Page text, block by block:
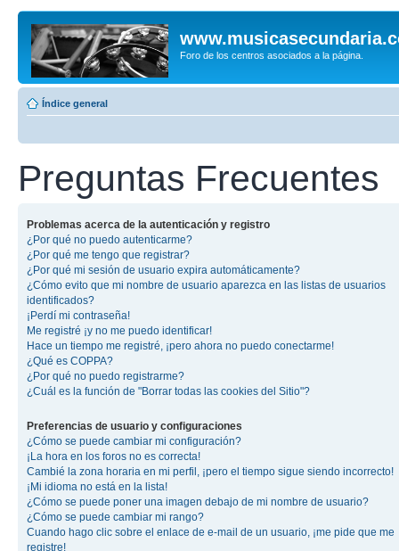
Foro de los centros asociados a la página.
Índice general
Preguntas Frecuentes
Problemas acerca de la autenticación y registro
¿Por qué no puedo autenticarme?
¿Por qué me tengo que registrar?
¿Por qué mi sesión de usuario expira automáticamente?
¿Cómo evito que mi nombre de usuario aparezca en las listas de usuarios
identificados?
¡Perdí mi contraseña!
Me registré ¡y no me puedo identificar!
Hace un tiempo me registré, ¡pero ahora no puedo conectarme!
¿Qué es COPPA?
¿Por qué no puedo registrarme?
¿Cuál es la función de "Borrar todas las cookies del Sitio"?
Preferencias de usuario y configuraciones
¿Cómo se puede cambiar mi configuración?
¡La hora en los foros no es correcta!
Cambié la zona horaria en mi perfil, ¡pero el tiempo sigue siendo incorrecto!
¡Mi idioma no está en la lista!
¿Cómo se puede poner una imagen debajo de mi nombre de usuario?
¿Cómo se puede cambiar mi rango?
Cuando hago clic sobre el enlace de e-mail de un usuario, ¡me pide que me
registre!